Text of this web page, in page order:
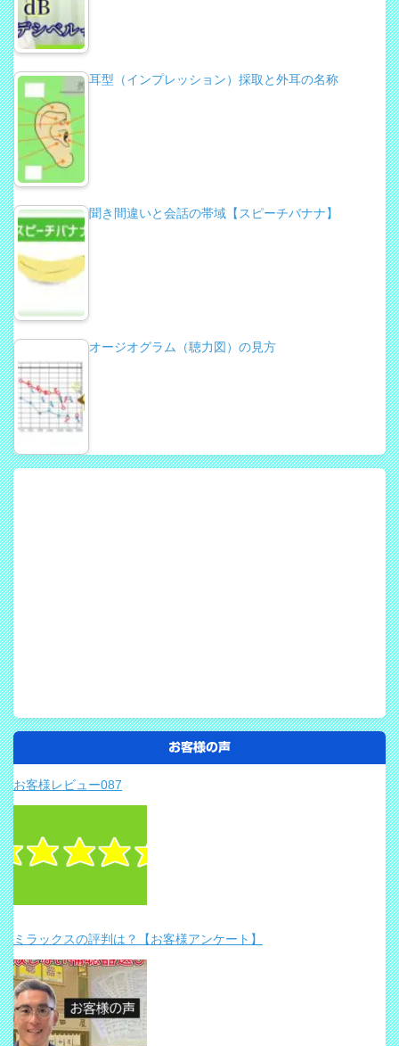
耳型（インプレッション）採取と外耳の名称
聞き間違いと会話の帯域【スピーチバナナ】
オージオグラム（聴力図）の見方
お客様の声
お客様レビュー087
ミラックスの評判は？【お客様アンケート】